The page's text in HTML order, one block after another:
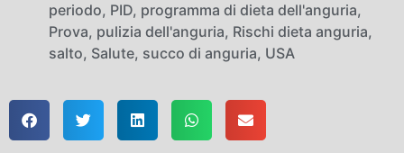
periodo, PID, programma di dieta dell'anguria,
Prova, pulizia dell'anguria, Rischi dieta anguria,
salto, Salute, succo di anguria, USA